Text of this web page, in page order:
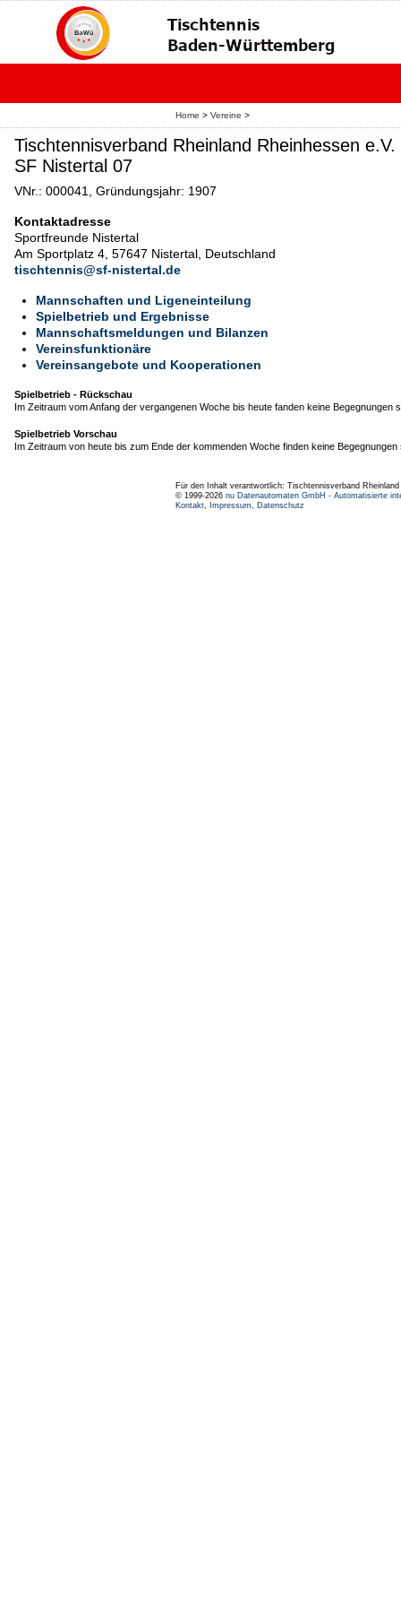
Home > Vereine >
Tischtennisverband Rheinland Rheinhessen e.V.
SF Nistertal 07
VNr.: 000041, Gründungsjahr: 1907
Kontaktadresse
Sportfreunde Nistertal
Am Sportplatz 4, 57647 Nistertal, Deutschland
tischtennis@sf-nistertal.de
Mannschaften und Ligeneinteilung
Spielbetrieb und Ergebnisse
Mannschaftsmeldungen und Bilanzen
Vereinsfunktionäre
Vereinsangebote und Kooperationen
Spielbetrieb - Rückschau
Im Zeitraum vom Anfang der vergangenen Woche bis heute fanden keine Begegnungen
Spielbetrieb Vorschau
Im Zeitraum von heute bis zum Ende der kommenden Woche finden keine Begegnungen
Für den Inhalt verantwortlich: Tischtennisverband
© 1999-2026 nu Datenautomaten GmbH - Automatisierte
Kontakt, Impressum, Datenschutz